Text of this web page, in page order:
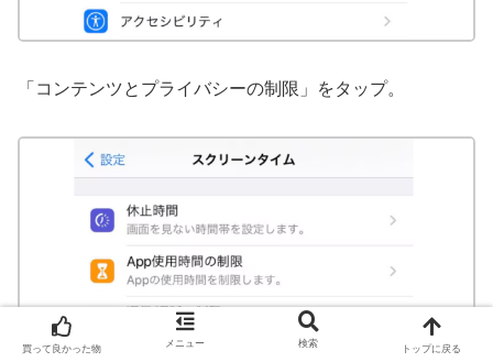
「コンテンツとプライバシーの制限」をタップ。
買って良かった物 メニュー 検索 トップに戻る